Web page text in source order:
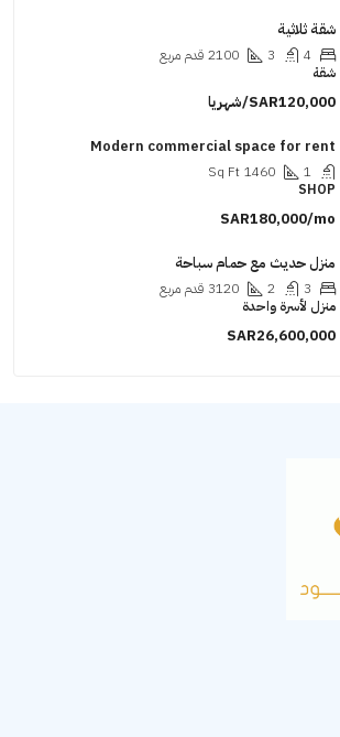
شقة ثلاثية
2100 قدم مربع
شقة
SAR120,000/شهريا
Modern commercial space for rent
1460
Sq Ft
SHOP
SAR180,000/mo
منزل حديث مع حمام سباحة
3120 قدم مربع
منزل لأسرة واحدة
SAR26,600,000